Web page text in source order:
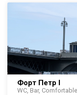
Форт Петр I
WC, Bar,